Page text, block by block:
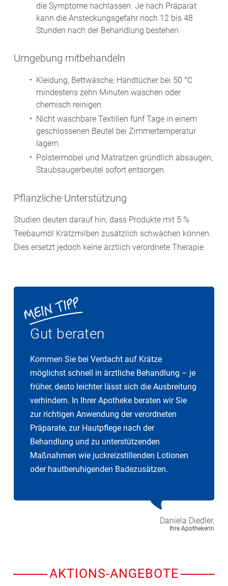
die Symptome nachlassen. Je nach Präparat
kann die Ansteckungsgefahr noch 12 bis 48
Stunden nach der Behandlung bestehen.
Umgebung mitbehandeln
Kleidung, Bettwäsche, Handtücher bei 50 °C
mindestens zehn Minuten waschen oder
chemisch reinigen.
Nicht waschbare Textilien fünf Tage in einem
geschlossenen Beutel bei Zimmertemperatur
lagern.
Polstermöbel und Matratzen gründlich absaugen,
Staubsaugerbeutel sofort entsorgen.
Pflanzliche Unterstützung
Studien deuten darauf hin, dass Produkte mit 5 %
Teebaumöl Krätzmilben zusätzlich schwächen können.
Dies ersetzt jedoch keine ärztlich verordnete Therapie.
Gut beraten
Kommen Sie bei Verdacht auf Krätze
möglichst schnell in ärztliche Behandlung – je
früher, desto leichter lässt sich die Ausbreitung
verhindern. In Ihrer Apotheke beraten wir Sie
zur richtigen Anwendung der verordneten
Präparate, zur Hautpflege nach der
Behandlung und zu unterstützenden
Maßnahmen wie juckreizstillenden Lotionen
oder hautberuhigenden Badezusätzen.
Daniela Diedler,
Ihre Apothekerin
AKTIONS-ANGEBOTE